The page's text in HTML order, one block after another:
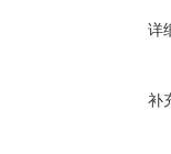
详
补